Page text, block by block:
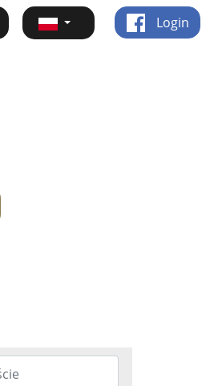
Login